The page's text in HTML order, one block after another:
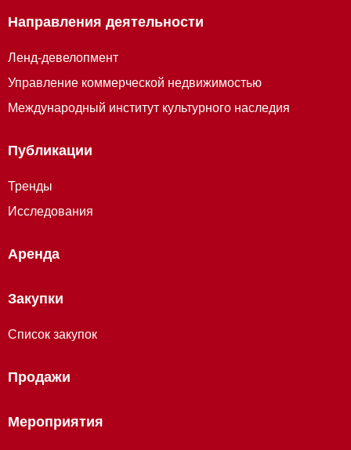
Направления деятельности
Ленд-девелопмент
Управление коммерческой недвижимостью
Международный институт культурного наследия
Публикации
Тренды
Исследования
Аренда
Закупки
Список закупок
Продажи
Мероприятия